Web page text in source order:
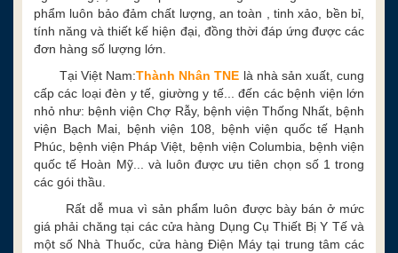
phẩm luôn bảo đảm chất lượng, an toàn , tinh xảo, bền bỉ,
tính năng và thiết kế hiện đại, đồng thời đáp ứng được các
đơn hàng số lượng lớn.
Tại Việt Nam:Thành Nhân TNE là nhà sản xuất, cung
cấp các loại đèn y tế, giường y tế... đến các bệnh viện lớn
nhỏ như: bệnh viện Chợ Rẫy, bệnh viện Thống Nhất, bệnh
viện Bạch Mai, bệnh viện 108, bệnh viện quốc tế Hạnh
Phúc, bệnh viện Pháp Việt, bệnh viện Columbia, bệnh viện
quốc tế Hoàn Mỹ... và luôn được ưu tiên chọn số 1 trong
các gói thầu.
Rất dễ mua vì sản phẩm luôn được bày bán ở mức
giá phải chăng tại các cửa hàng Dụng Cụ Thiết Bị Y Tế và
một số Nhà Thuốc, cửa hàng Điện Máy tại trung tâm các